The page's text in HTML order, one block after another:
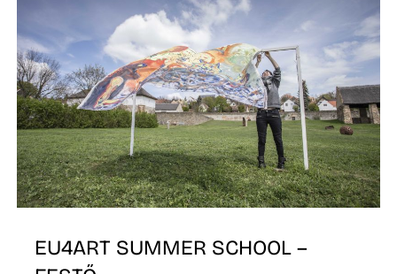
EU4ART SUMMER SCHOOL –